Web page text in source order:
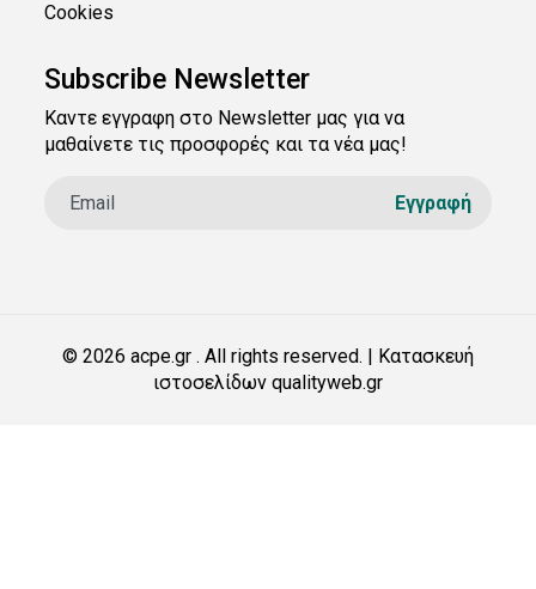
Cookies
Subscribe Newsletter
Καντε εγγραφη στο Newsletter μας για να
μαθαίνετε τις προσφορές και τα νέα μας!
© 2026 acpe.gr . All rights reserved. | Κατασκευή
ιστοσελίδων qualityweb.gr